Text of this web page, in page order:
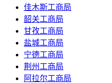
佳木斯工商局
韶关工商局
甘孜工商局
盐城工商局
宁德工商局
荆州工商局
阿拉尔工商局